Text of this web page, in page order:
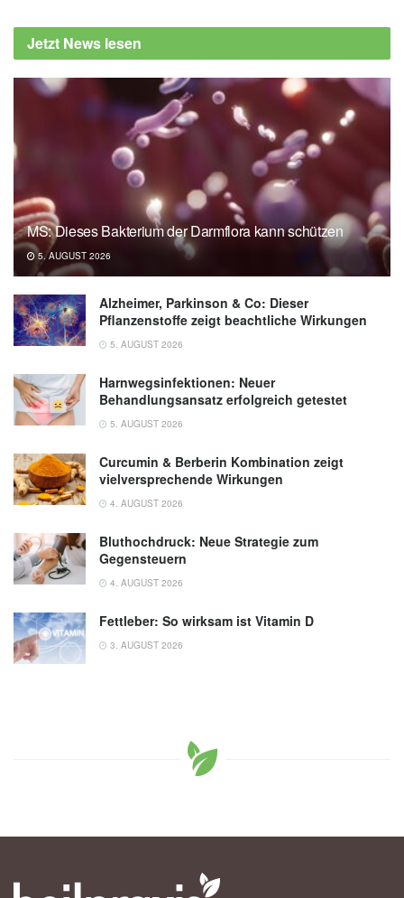
Jetzt News lesen
MS: Dieses Bakterium der Darmflora kann schützen
5. AUGUST 2026
Alzheimer, Parkinson & Co: Dieser
Pflanzenstoffe zeigt beachtliche Wirkungen
5. AUGUST 2026
Harnwegsinfektionen: Neuer
Behandlungsansatz erfolgreich getestet
5. AUGUST 2026
Curcumin & Berberin Kombination zeigt
vielversprechende Wirkungen
4. AUGUST 2026
Bluthochdruck: Neue Strategie zum
Gegensteuern
4. AUGUST 2026
Fettleber: So wirksam ist Vitamin D
3. AUGUST 2026